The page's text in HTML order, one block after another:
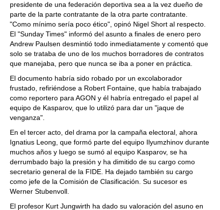
presidente de una federación deportiva sea a la vez dueño de
parte de la parte contratante de la otra parte contratante.
"Como mínimo sería poco ético", opinó Nigel Short al respecto.
El "Sunday Times" informó del asunto a finales de enero pero
Andrew Paulsen desmintió todo inmediatamente y comentó que
solo se trataba de uno de los muchos borradores de contratos
que manejaba, pero que nunca se iba a poner en práctica.
El documento habría sido robado por un excolaborador
frustado, refiriéndose a Robert Fontaine, que había trabajado
como reportero para AGON y él habría entregado el papel al
equipo de Kasparov, que lo utilizó para dar un "jaque de
venganza".
En el tercer acto, del drama por la campaña electoral, ahora
Ignatius Leong, que formó parte del equipo Ilyumzhinov durante
muchos años y luego se sumó al equipo Kasparov, se ha
derrumbado bajo la presión y ha dimitido de su cargo como
secretario general de la FIDE. Ha dejado también su cargo
como jefe de la Comisión de Clasificación. Su sucesor es
Werner Stubenvoll.
El profesor Kurt Jungwirth ha dado su valoración del asuno en